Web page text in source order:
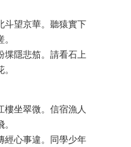
斗望京華。聽猿實下
堞隱悲笳。請看石上
樓坐翠微。信宿漁人
經心事違。同學少年